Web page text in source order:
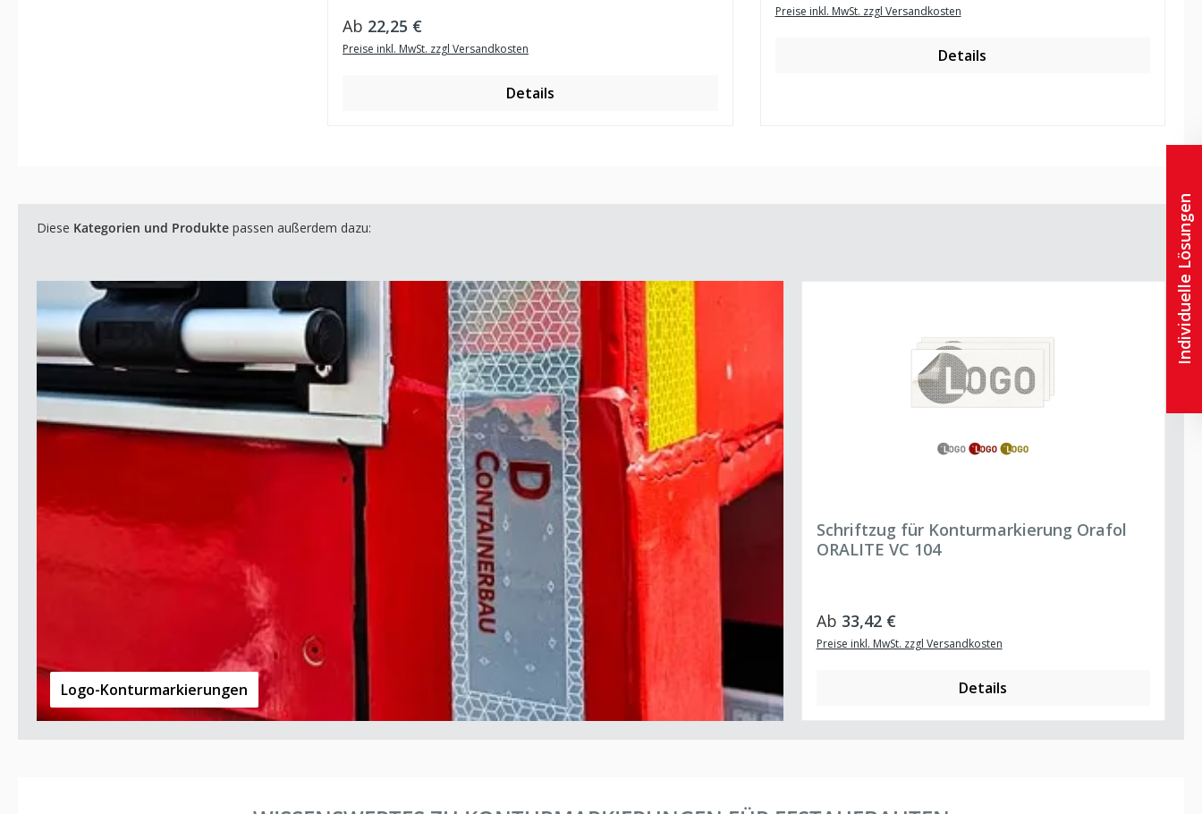
Regulärer Preis:
Ab 22,25 €
Preise inkl. MwSt. zzgl Versandkosten
Details
Preise inkl. MwSt. zzgl Versandkosten
Details
Diese Kategorien und Produkte passen außerdem dazu:
Logo-Konturmarkierungen
Schriftzug für Konturmarkierung Orafol
ORALITE VC 104
Regulärer Preis:
Ab 33,42 €
Preise inkl. MwSt. zzgl Versandkosten
Details
Individuelle Lösungen